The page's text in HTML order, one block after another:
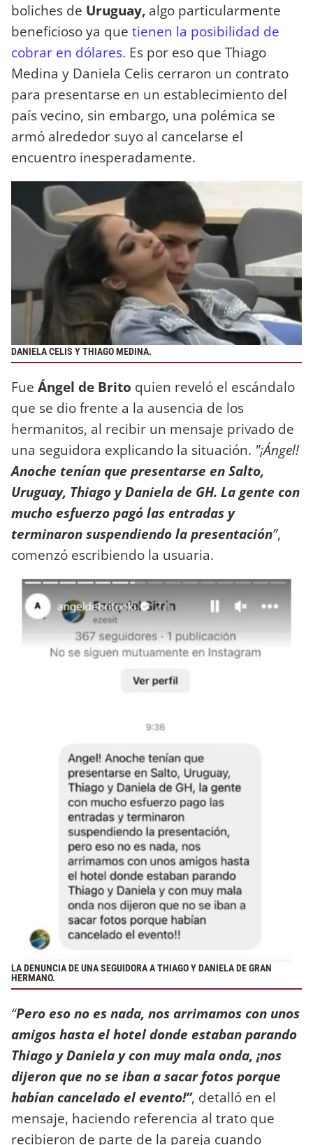
boliches de Uruguay, algo particularmente
beneficioso ya que tienen la posibilidad de
cobrar en dólares. Es por eso que Thiago
Medina y Daniela Celis cerraron un contrato
para presentarse en un establecimiento del
país vecino, sin embargo, una polémica se
armó alrededor suyo al cancelarse el
encuentro inesperadamente.
DANIELA CELIS Y THIAGO MEDINA.
Fue Ángel de Brito quien reveló el escándalo
que se dio frente a la ausencia de los
hermanitos, al recibir un mensaje privado de
una seguidora explicando la situación. "¡Ángel!
Anoche tenían que presentarse en Salto,
Uruguay, Thiago y Daniela de GH. La gente con
mucho esfuerzo pagó las entradas y
terminaron suspendiendo la presentación”,
comenzó escribiendo la usuaria.
LA DENUNCIA DE UNA SEGUIDORA A THIAGO Y DANIELA DE GRAN
HERMANO.
“Pero eso no es nada, nos arrimamos con unos
amigos hasta el hotel donde estaban parando
Thiago y Daniela y con muy mala onda, ¡nos
dijeron que no se iban a sacar fotos porque
habían cancelado el evento!”, detalló en el
mensaje, haciendo referencia al trato que
recibieron de parte de la pareja cuando